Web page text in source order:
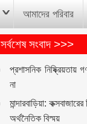
আমাদের পরিবার
সর্বশেষ সংবাদ >>>
প্রশাসনিক নিষ্ক্রিয়তায়
না
মান্দারবাড়িয়া:
অর্থনৈতিক বিস্ময়